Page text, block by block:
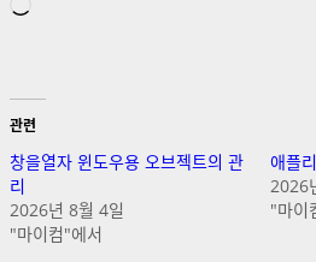
관련
창을열자 윈도우용 오브젝트의 관
리
2026년 8월 4일
"마이컴"에서
애플
2026
"마이